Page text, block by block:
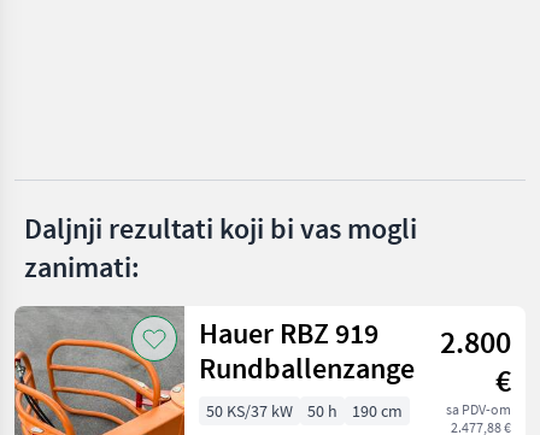
Daljnji rezultati koji bi vas mogli
zanimati:
Hauer RBZ 919
Rundballenzange
2.800
€
sa PDV-om
2.477,88 €
50 KS/37 kW 50 h
190 cm